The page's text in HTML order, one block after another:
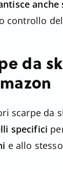
controllo
da
scarpe da
specifici
e allo